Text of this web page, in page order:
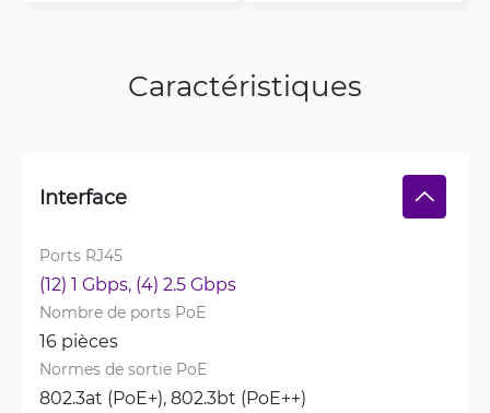
Caractéristiques
Interface
Ports RJ45
(12) 1 Gbps, (4) 2.5 Gbps
Nombre de ports PoE
16 pièces
Normes de sortie PoE
802.3at (PoE+), 802.3bt (PoE++)